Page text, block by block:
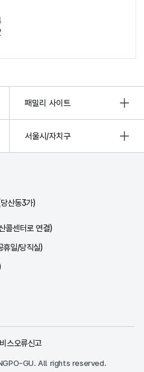
패밀리 사이트
서울시/자치구
산동3가)
센터로 연결)
일/당직실)
스오류신고
GU. All rights reserved.